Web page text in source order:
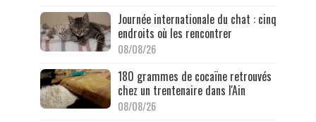
Journée internationale du chat : cinq
endroits où les rencontrer
08/08/26
180 grammes de cocaïne retrouvés
chez un trentenaire dans l'Ain
08/08/26